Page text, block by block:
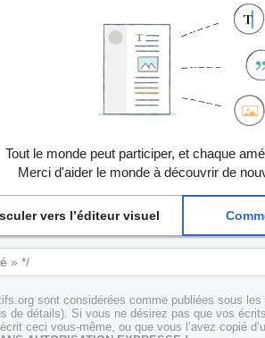
sont considérées comme publiées sous
de détails). Si vous ne désirez pas que vos
ceci vous-même, ou que vous l’avez copié
Tout le monde peut participer, et chaque
Merci d'aider le monde à découvrir de
vers l’éditeur visuel